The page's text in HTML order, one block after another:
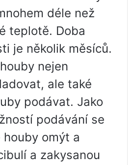
déle než
teplotě. Doba
je několik měsíců.
nejen
ale také
podávat. Jako
podávání se
omýt a
a zakysanou